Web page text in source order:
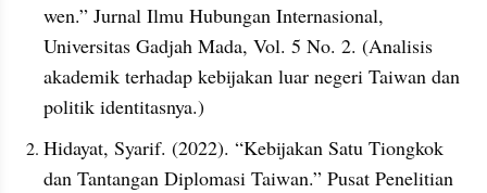
wen.” Jurnal Ilmu Hubungan Internasional,
Universitas Gadjah Mada, Vol. 5 No. 2. (Analisis
akademik terhadap kebijakan luar negeri Taiwan dan
politik identitasnya.)
Hidayat, Syarif. (2022). “Kebijakan Satu Tiongkok
dan Tantangan Diplomasi Taiwan.” Pusat Penelitian